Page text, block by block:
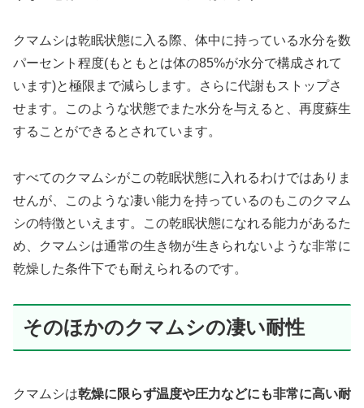
クマムシは乾眠状態に入る際、体中に持っている水分を数
パーセント程度(もともとは体の85%が水分で構成されて
います)と極限まで減らします。さらに代謝もストップさ
せます。このような状態でまた水分を与えると、再度蘇生
することができるとされています。
すべてのクマムシがこの乾眠状態に入れるわけではありま
せんが、このような凄い能力を持っているのもこのクマム
シの特徴といえます。この乾眠状態になれる能力があるた
め、クマムシは通常の生き物が生きられないような非常に
乾燥した条件下でも耐えられるのです。
そのほかのクマムシの凄い耐性
クマムシは乾燥に限らず温度や圧力などにも非常に高い耐